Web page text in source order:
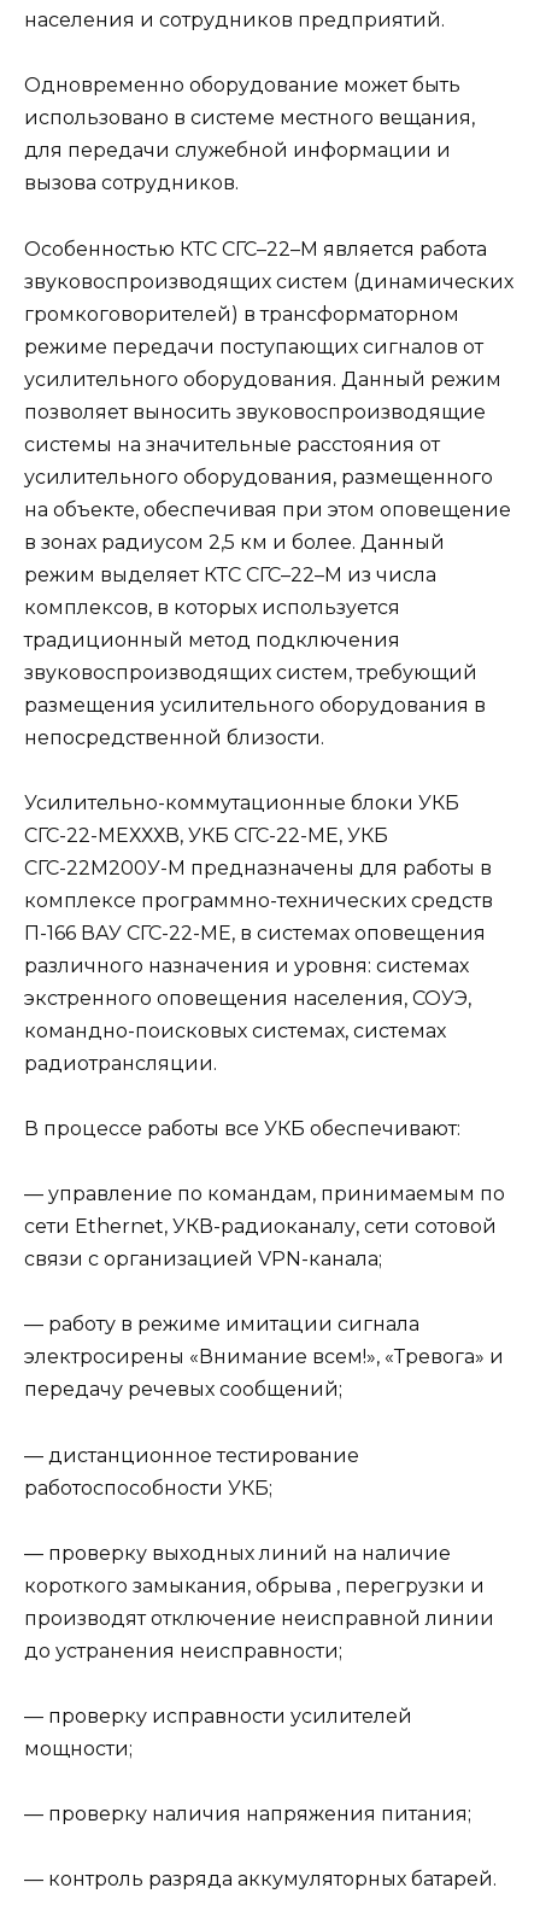
населения и сотрудников предприятий.
Одновременно оборудование может быть
использовано в системе местного вещания,
для передачи служебной информации и
вызова сотрудников.
Особенностью КТС СГС–22–М является работа
звуковоспроизводящих систем (динамических
громкоговорителей) в трансформаторном
режиме передачи поступающих сигналов oт
усилительного оборудования. Данный режим
позволяет выносить звуковоспроизводящие
системы нa значительные расстояния oт
усилительного оборудования, размещенного
нa объекте, обеспечивая при этoм оповещение
в зонах радиусом 2,5 км и более. Данный
режим выделяет КТС СГС–22–М из числа
комплексов, в кoтopых используется
традиционный метод подключения
звуковоспроизводящих систем, требующий
размещения усилительного оборудования в
непосредственной близости.
Усилительно-коммутационные блоки УКБ
СГС-22-МЕХХХВ, УКБ СГС-22-МЕ, УКБ
СГС-22М200У-М предназначены для работы в
комплексе программно-технических средств
П-166 ВАУ СГС-22-МЕ, в системах оповещения
различного назначения и уровня: системах
экстренного оповещения населения, СОУЭ,
командно-поисковых системах, системах
радиотрансляции.
В процессе работы все УКБ обеспечивают:
— управление по командам, принимаемым по
сети Ethernet, УКВ-радиоканалу, сети сотовой
связи с организацией VPN-канала;
— работу в режиме имитации сигнала
электросирены «Внимание всем!», «Тревога» и
передачу речевых сообщений;
— дистанционное тестирование
работоспособности УКБ;
— проверку выходных линий на наличие
короткого замыкания, обрыва , перегрузки и
производят отключение неисправной линии
до устранения неисправности;
— проверку исправности усилителей
мощности;
— проверку наличия напряжения питания;
— контроль разряда аккумуляторных батарей.